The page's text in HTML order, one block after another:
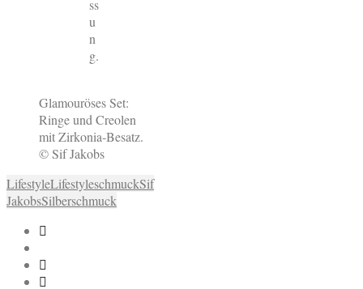
ss
u
n
g.
Glamouröses Set:
Ringe und Creolen
mit Zirkonia-Besatz.
© Sif Jakobs
LifestyleLifestyleschmuckSif
JakobsSilberschmuck